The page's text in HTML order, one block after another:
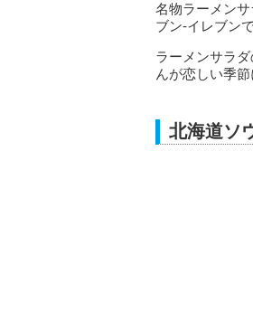
名物ラーメン
ブン‐イレブン
ラーメンサラ
んが恋しい季節
北海道ソ